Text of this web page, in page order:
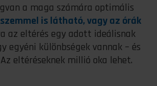
a maga számára optimális
is látható, vagy az órák
az eltérés egy adott ideálisnak
különbségek vannak – és
eltéréseknek millió oka lehet.